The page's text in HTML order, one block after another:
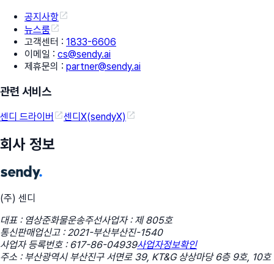
공지사항
뉴스룸
고객센터 : 1833-6606
이메일 : cs@sendy.ai
제휴문의 : partner@sendy.ai
관련 서비스
센디 드라이버 센디X(sendyX)
회사 정보
(주) 센디
대표 : 염상준화물운송주선사업자 : 제 805호
통신판매업신고 : 2021-부산부산진-1540
사업자 등록번호 : 617-86-04939사업자정보확인
주소 : 부산광역시 부산진구 서면로 39, KT&G 상상마당 6층 9호, 10호